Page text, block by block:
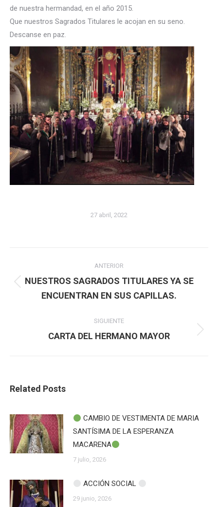
de nuestra hermandad, en el año 2015.
Que nuestros Sagrados Titulares le acojan en su seno.
Descanse en paz.
27 abril, 2022
entre
publicaciones
ANTERIOR
anterior:
NUESTROS SAGRADOS TITULARES YA SE
ENCUENTRAN EN SUS CAPILLAS.
SIGUIENTE
Publicación
CARTA DEL HERMANO MAYOR
Related Posts
CAMBIO DE VESTIMENTA DE MARIA
SANTÍSIMA DE LA ESPERANZA
MACARENA
7 julio, 2026
ACCIÓN SOCIAL
29 junio, 2026